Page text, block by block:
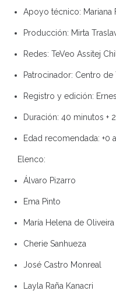
Apoyo técnico: Mariana
Producción: Mirta
Redes: TeVeo Assitej
Patrocinador: Centro de
Registro y edición:
Duración: 40 minutos +
Edad recomendada: +0
Elenco:
Álvaro Pizarro
Ema Pinto
María Helena de Oliveira
Cherie Sanhueza
José Castro Monreal
Layla Raña Kanacri